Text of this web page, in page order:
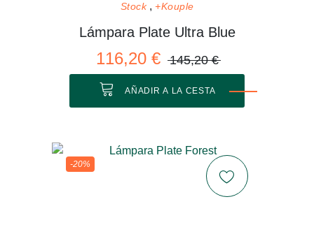
Stock +Kouple
Lámpara Plate Ultra Blue
116,20 € 145,20 €
AÑADIR A LA CESTA
-20%